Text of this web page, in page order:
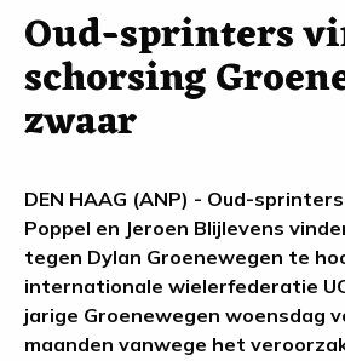
Oud-sprinters
schorsing
zwaar
DEN HAAG (ANP) - Oud-
Poppel en Jeroen Blijlevens
tegen Dylan Groenewegen te
internationale wielerfederatie
jarige Groenewegen woensdag
maanden vanwege het